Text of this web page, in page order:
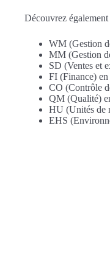
Découvrez
WM (Gestion
MM (Gestion
SD (Ventes et
FI (Finance) en
CO (Contrôle
QM (Qualité)
HU (Unités de
EHS